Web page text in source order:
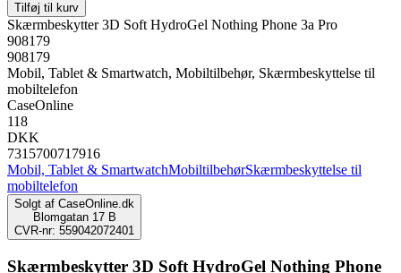
Tilføj til kurv
Skærmbeskytter 3D Soft HydroGel Nothing Phone 3a Pro
908179
908179
Mobil, Tablet & Smartwatch, Mobiltilbehør, Skærmbeskyttelse til
mobiltelefon
CaseOnline
118
DKK
7315700717916
Mobil, Tablet & SmartwatchMobiltilbehørSkærmbeskyttelse til
mobiltelefon
Solgt af CaseOnline.dk
Blomgatan 17 B
CVR-nr: 559042072401
Skærmbeskytter 3D Soft HydroGel Nothing Phone